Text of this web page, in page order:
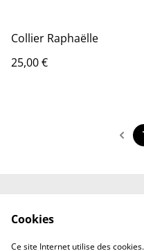
Collier Raphaëlle
25,00 €
Cookies
Ce site Internet utilise des